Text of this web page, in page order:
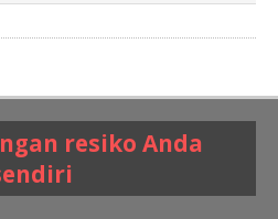
resiko Anda